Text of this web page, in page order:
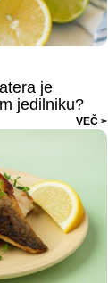
je
jedilniku?
VEČ >